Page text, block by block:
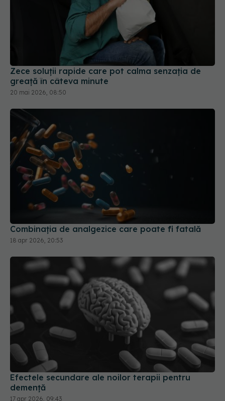
Zece soluții rapide care pot calma senzația de
greață în câteva minute
20 mai 2026, 08:50
Combinația de analgezice care poate fi fatală
Efectele secundare ale noilor terapii pentru
demență
17 apr 2026, 09:43